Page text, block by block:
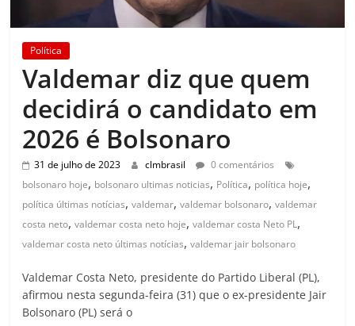
Política
Valdemar diz que quem
decidirá o candidato em
2026 é Bolsonaro
31 de julho de 2023 clmbrasil
0 comentários
bolsonaro hoje, bolsonaro ultimas noticias, Política, política hoje,
política últimas notícias,valdemar,valdemar bolsonaro,valdemar
costa neto,valdemar costa neto hoje,valdemar costa Neto PL,
valdemar costa neto últimas notícias,valdemar jair bolsonaro
Valdemar Costa Neto, presidente do Partido Liberal (PL),
afirmou nesta segunda-feira (31) que o ex-presidente Jair
Bolsonaro (PL) será o